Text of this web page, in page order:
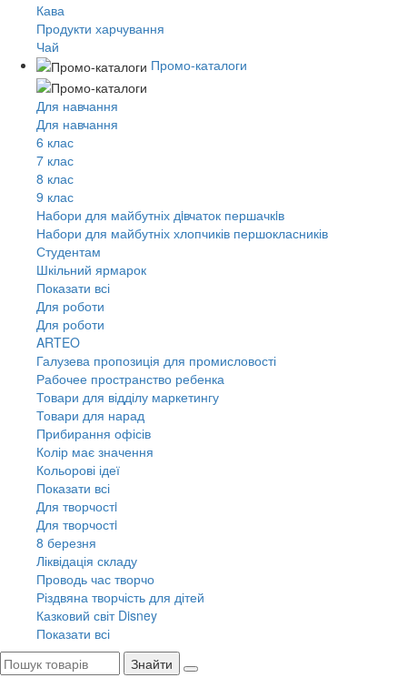
Кава
Продукти харчування
Чай
Промо-каталоги
Для навчання
Для навчання
6 клас
7 клас
8 клас
9 клас
Набори для майбутніх дiвчаток першачкiв
Набори для майбутніх хлопчиків першокласників
Студентам
Шкільний ярмарок
Показати всі
Для роботи
Для роботи
ARTEO
Галузева пропозиція для промисловості
Рабочее пространство ребенка
Товари для відділу маркетингу
Товари для нарад
Прибирання офісів
Колір має значення
Кольорові ідеї
Показати всі
Для творчостi
Для творчостi
8 березня
Ліквідація складу
Проводь час творчо
Різдвяна творчість для дітей
Казковий світ Disney
Показати всі
Знайти